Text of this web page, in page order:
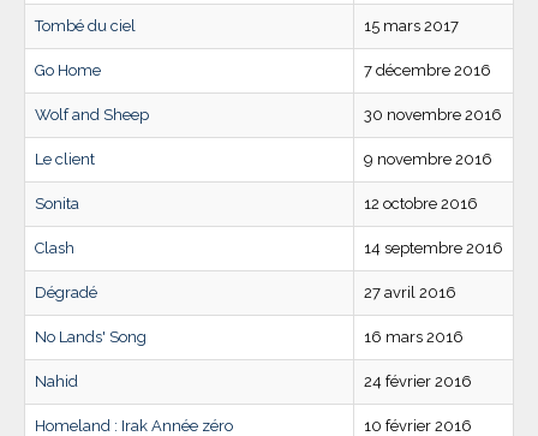
Tombé du ciel 15 mars 2017
Go Home 7 décembre 2016
Wolf and Sheep 30 novembre 2016
Le client 9 novembre 2016
Sonita 12 octobre 2016
Clash 14 septembre 2016
Dégradé 27 avril 2016
No Lands' Song 16 mars 2016
Nahid 24 février 2016
Homeland : Irak Année zéro 10 février 2016